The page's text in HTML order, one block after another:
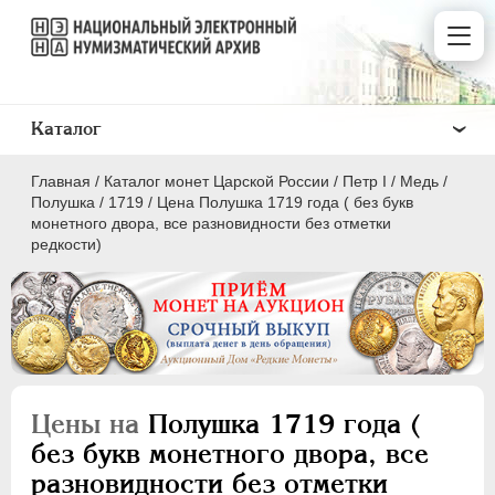
Главная / Каталог монет Царской России / Пeтр I / Медь /
Полушка / 1719 / Цена Полушка 1719 года ( без букв
монетного двора, все разновидности без отметки
редкости)
Цены на Полушка 1719 года (
без букв монетного двора, все
разновидности без отметки
Каталог
ПEТР I 1699 - 1725
Золото
Медь
5 копеек